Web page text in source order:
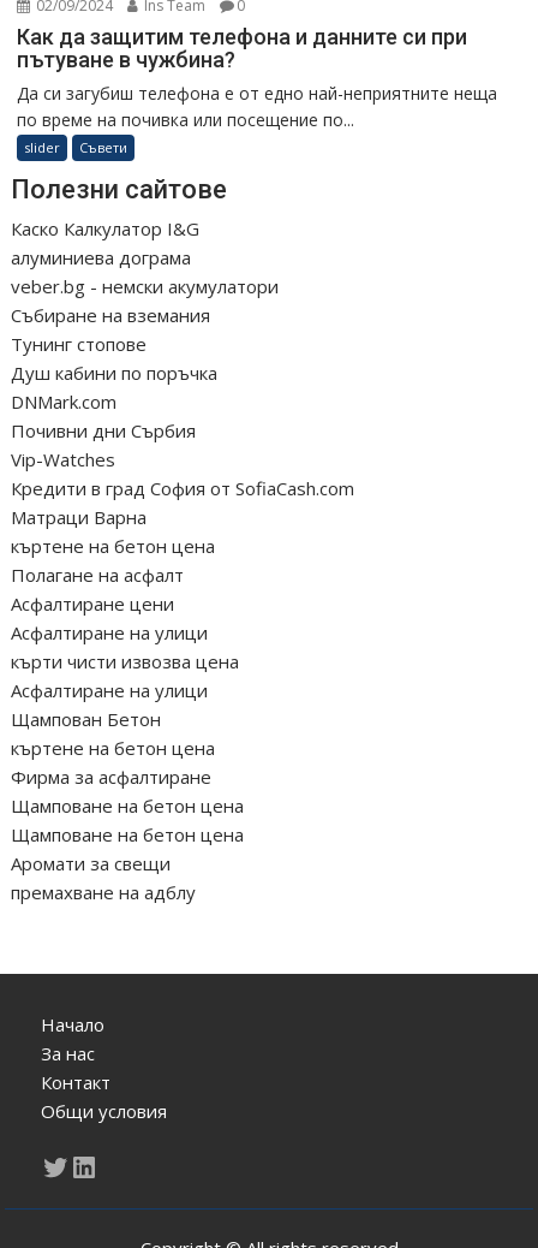
02/09/2024 Ins Team 0
Как да защитим телефона и данните си при
пътуване в чужбина?
Да си загубиш телефона е от едно най-неприятните неща
по време на почивка или посещение по...
slider Съвети
Полезни сайтове
Каско Калкулатор I&G
алуминиева дограма
veber.bg - немски акумулатори
Събиране на вземания
Тунинг стопове
Душ кабини по поръчка
DNMark.com
Почивни дни Сърбия
Vip-Watches
Кредити в град София от SofiaCash.com
Матраци Варна
къртене на бетон цена
Полагане на асфалт
Асфалтиране цени
Асфалтиране на улици
кърти чисти извозва цена
Асфалтиране на улици
Щампован Бетон
къртене на бетон цена
Фирма за асфалтиране
Щамповане на бетон цена
Щамповане на бетон цена
Аромати за свещи
премахване на адблу
Начало
За нас
Контакт
Общи условия
Twitter
LinkedIn